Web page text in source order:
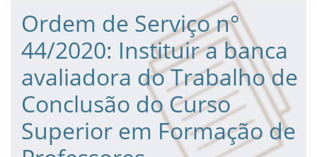
Fim da navegação
Início do conteúdo
Ordem de Serviço n°
44/2020: Instituir a banca
avaliadora do Trabalho de
Conclusão do Curso
Superior em Formação de